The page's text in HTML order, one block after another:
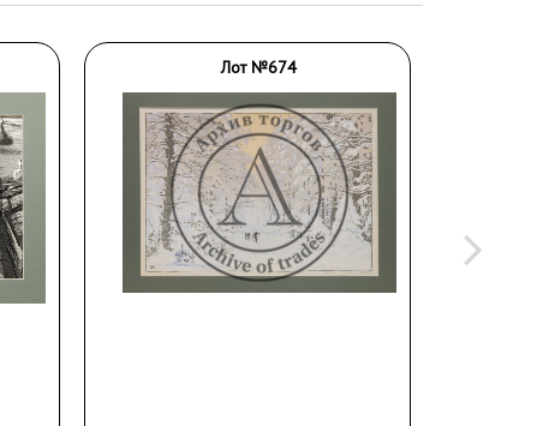
Лот №674